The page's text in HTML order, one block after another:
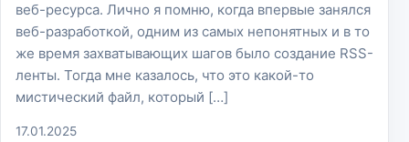
веб-ресурса. Лично я помню, когда впервые занялся
веб-разработкой, одним из самых непонятных и в то
же время захватывающих шагов было создание RSS-
ленты. Тогда мне казалось, что это какой-то
мистический файл, который […]
17.01.2025